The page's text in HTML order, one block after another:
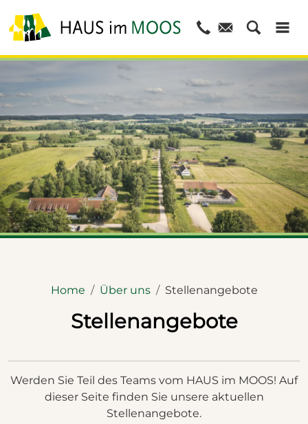
© Dietmar Denger
Home Über uns Stellenangebote
Stellenangebote
Werden Sie Teil des Teams vom HAUS im MOOS! Auf
dieser Seite finden Sie unsere aktuellen
Stellenangebote.